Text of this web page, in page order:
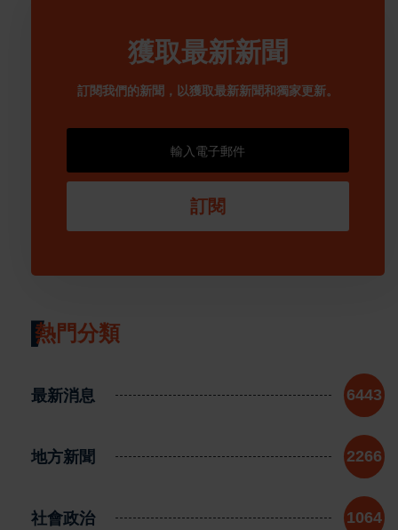
獲取最新新聞
訂閱我們的新聞，以獲取最新新聞和獨家更新。
訂閱
熱門分類
最新消息 6443
地方新聞 2266
社會政治 1064